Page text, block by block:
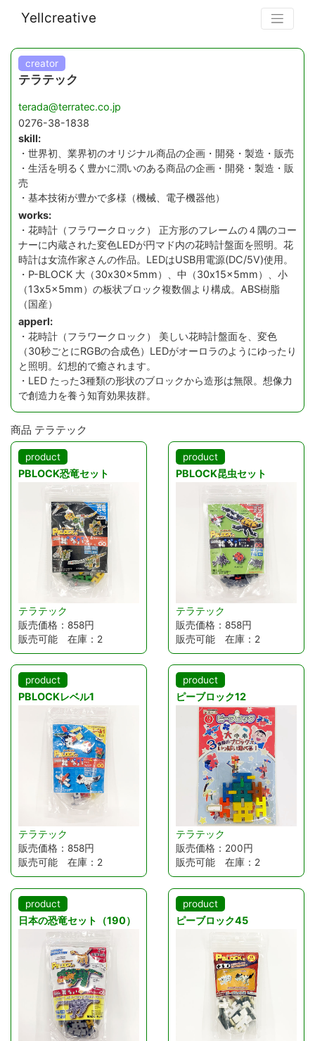
Yellcreative
creator
テラテック
terada@terratec.co.jp
0276-38-1838
skill:
・世界初、業界初のオリジナル商品の企画・開発・製造・販売
・生活を明るく豊かに潤いのある商品の企画・開発・製造・販
売
・基本技術が豊かで多様（機械、電子機器他）
works:
・花時計（フラワークロック） 正方形のフレームの４隅のコー
ナーに内蔵された変色LEDが円マド内の花時計盤面を照明。花
時計は女流作家さんの作品。LEDはUSB用電源(DC/5V)使用。
・P-BLOCK 大（30x30x5mm）、中（30x15x5mm）、小
（13x5x5mm）の板状ブロック複数個より構成。ABS樹脂
（国産）
apperl:
・花時計（フラワークロック） 美しい花時計盤面を、変色
（30秒ごとにRGBの合成色）LEDがオーロラのようにゆったり
と照明。幻想的で癒されます。
・LED たった3種類の形状のブロックから造形は無限。想像力
で創造力を養う知育効果抜群。
商品 テラテック
product
PBLOCK恐竜セット
テラテック
販売価格：858円
販売可能 在庫：2
product
PBLOCK昆虫セット
テラテック
販売価格：858円
販売可能 在庫：2
product
PBLOCKレベル1
テラテック
販売価格：858円
販売可能 在庫：2
product
ピーブロック12
テラテック
販売価格：200円
販売可能 在庫：2
product
日本の恐竜セット（190）
product
ピーブロック45